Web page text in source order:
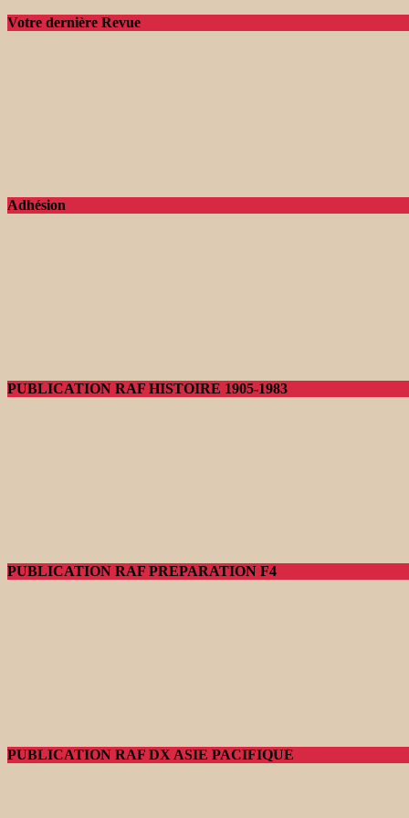
Votre dernière Revue
Adhésion
PUBLICATION RAF HISTOIRE 1905-1983
PUBLICATION RAF PREPARATION F4
PUBLICATION RAF DX ASIE PACIFIQUE